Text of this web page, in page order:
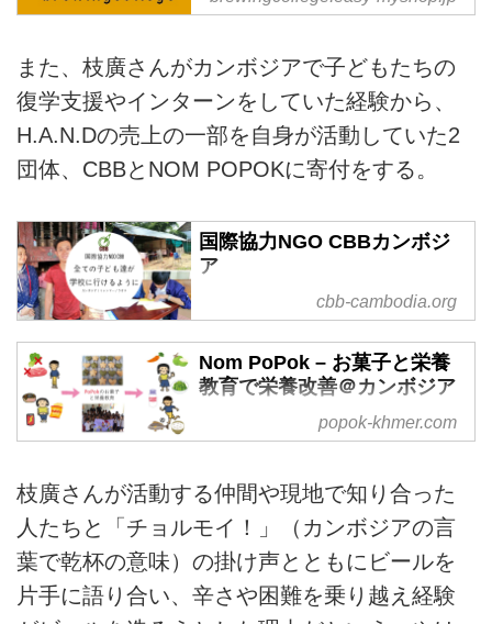
また、枝廣さんがカンボジアで子どもたちの
復学支援やインターンをしていた経験から、
H.A.N.Dの売上の一部を自身が活動していた2
団体、CBBとNOM POPOKに寄付をする。
国際協力NGO CBBカンボジ
ア
CBBスクールから国を担う人財の
輩出を。
cbb-cambodia.org
Nom PoPok – お菓子と栄養
教育で栄養改善＠カンボジア
カンボジアの子どもたちの栄養改
善を目指して、健康的なお菓子の
popok-khmer.com
枝廣さんが活動する仲間や現地で知り合った
人たちと「チョルモイ！」（カンボジアの言
葉で乾杯の意味）の掛け声とともにビールを
片手に語り合い、辛さや困難を乗り越え経験